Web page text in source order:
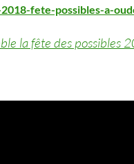
fete-possibles-a-
la fête des possibles